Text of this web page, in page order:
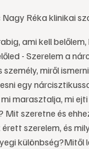
Réka klinikai
ami kell
- Szerelem a
miről
egy
marasztalja, mi
Mit szeretne és
szerelem, és
különbség?Mitől